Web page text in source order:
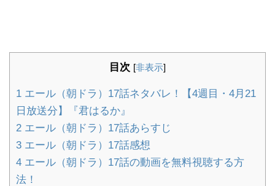
目次 [非表示]
1 エール（朝ドラ）17話ネタバレ！【4週目・4月21
日放送分】『君はるか』
2 エール（朝ドラ）17話あらすじ
3 エール（朝ドラ）17話感想
4 エール（朝ドラ）17話の動画を無料視聴する方
法！